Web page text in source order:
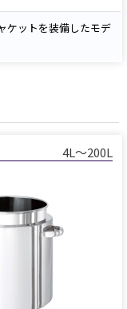
ケットを装備したモデ
4L～200L